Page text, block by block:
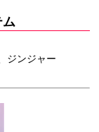
ジンジャー